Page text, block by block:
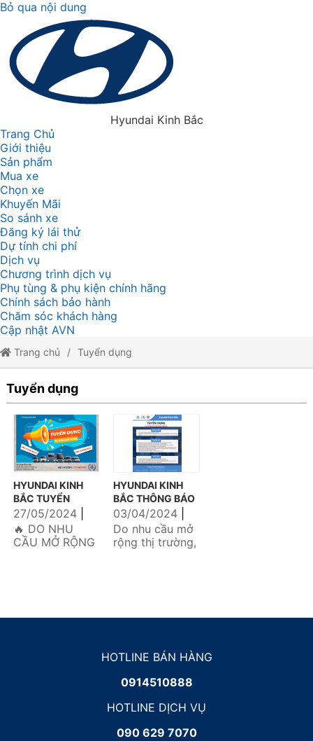
Bỏ qua nội dung
Hyundai Kinh Bắc
Trang Chủ
Giới thiệu
Sản phẩm
Mua xe
Chọn xe
Khuyến Mãi
So sánh xe
Đăng ký lái thử
Dự tính chi phí
Dịch vụ
Chương trình dịch vụ
Phụ tùng & phụ kiện chính hãng
Chính sách bảo hành
Chăm sóc khách hàng
Cập nhật AVN
Trang chủ Tuyển dụng
Tuyển dụng
HYUNDAI KINH
BẮC TUYỂN
DỤNG TƯ VẤN
BÁN HÀNG
THÁNG 6 NĂM
27/05/2024
Tuyển dụng
🔥 DO NHU
CẦU MỞ RỘNG
HYUNDAI KINH
BẮC THÔNG BÁO
TUYỂN DỤNG
THÁNG 4.2024
03/04/2024
Tuyển dụng
Do nhu cầu mở
rộng thị trường,
HOTLINE BÁN HÀNG
0914510888
HOTLINE DỊCH VỤ
090 629 7070